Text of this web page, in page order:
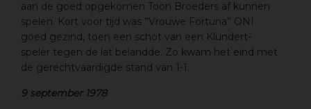
aan de goed opgekomen Toon Broeders af kunnen
spelen. Kort voor tijd was ”Vrouwe Fortuna” ONI
goed gezind, toen een schot van een Klundert-
speler tegen de lat belandde. Zo kwam het eind met
de gerechtvaardigde stand van 1-1.
9 september 1978